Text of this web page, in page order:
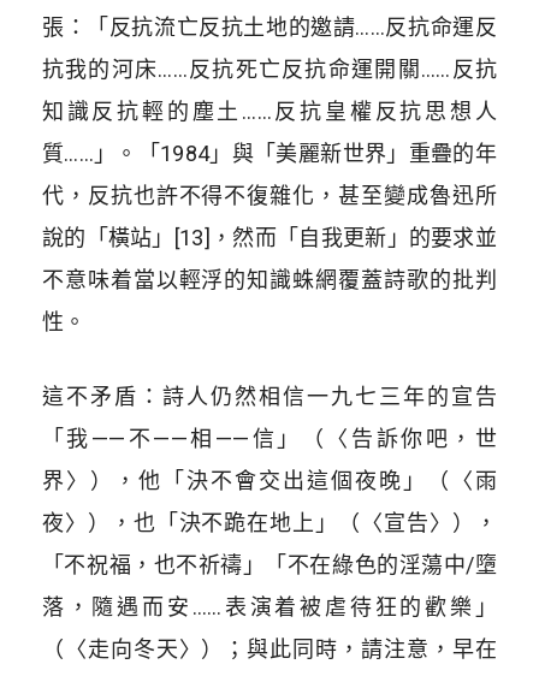
張：「反抗流亡反抗土地的邀請……反抗命運反
抗我的河床……反抗死亡反抗命運開關……反抗
知識反抗輕的塵土……反抗皇權反抗思想人
質……」。「1984」與「美麗新世界」重疊的年
代，反抗也許不得不復雜化，甚至變成魯迅所
說的「橫站」[13]，然而「自我更新」的要求並
不意味着當以輕浮的知識蛛網覆蓋詩歌的批判
性。
這不矛盾：詩人仍然相信一九七三年的宣告
「我——不——相——信」（〈告訴你吧，世
界〉），他「決不會交出這個夜晚」（〈雨
夜〉），也「決不跪在地上」（〈宣告〉），
「不祝福，也不祈禱」「不在綠色的淫蕩中/墮
落，隨遇而安……表演着被虐待狂的歡樂」
（〈走向冬天〉）；與此同時，請注意，早在